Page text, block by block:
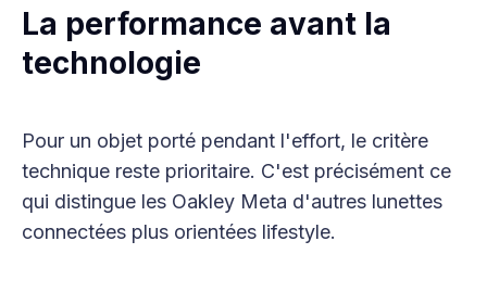
La performance avant la
technologie
Pour un objet porté pendant l'effort, le critère
technique reste prioritaire. C'est précisément ce
qui distingue les Oakley Meta d'autres lunettes
connectées plus orientées lifestyle.